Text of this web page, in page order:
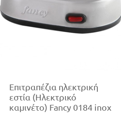
Επιτραπέζια ηλεκτρική
εστία (Ηλεκτρικό
καμινέτο) Fancy 0184 inox